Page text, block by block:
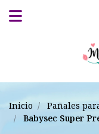
Inicio Pañales
Babysec Super